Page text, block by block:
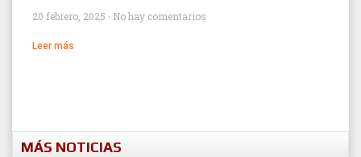
20 febrero, 2025 No hay comentarios
Leer más
MÁS NOTICIAS